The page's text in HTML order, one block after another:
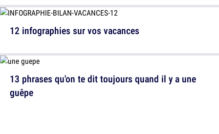
12 infographies sur vos vacances
13 phrases qu'on te dit toujours quand il y a une
guêpe